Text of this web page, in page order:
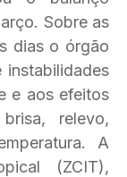
Sobre as
dias o órgão
instabilidades
e aos efeitos
relevo,
A
(ZCIT),